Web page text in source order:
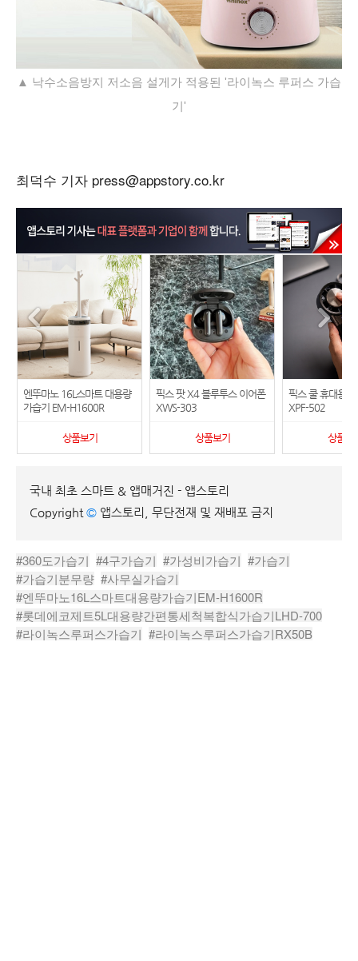
▲ 낙수소음방지 저소음 설게가 적용된 '라이녹스 루퍼스 가습
기'
최덕수 기자 press@appstory.co.kr
엔뚜마노 16L스마트 대용량
가습기 EM-H1600R
상품보기
픽스 팟 X4 블루투스 이어폰
XWS-303
상품보기
픽스 쿨 휴대용
XPF-502
상품보
국내 최초 스마트 & 앱매거진 - 앱스토리
Copyright © 앱스토리, 무단전재 및 재배포 금지
#360도가습기 #4구가습기 #가성비가습기 #가습기
#가습기분무량 #사무실가습기
#엔뚜마노16L스마트대용량가습기EM-H1600R
#롯데에코제트5L대용량간편통세척복합식가습기LHD-700
#라이녹스루퍼스가습기 #라이녹스루퍼스가습기RX50B